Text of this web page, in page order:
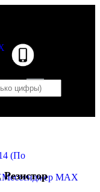
(По
Мессенджер MAX